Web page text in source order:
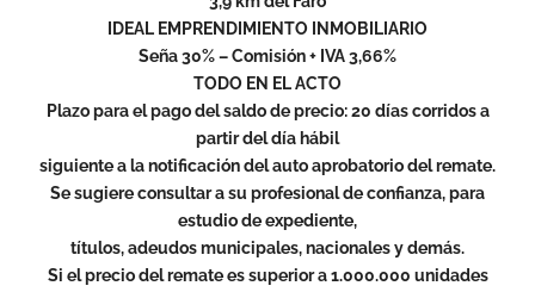
IDEAL EMPRENDIMIENTO INMOBILIARIO
Seña 30% – Comisión + IVA 3,66%
TODO EN EL ACTO
Plazo para el pago del saldo de precio: 20 días corridos a
partir del día hábil
siguiente a la notificación del auto aprobatorio del remate.
Se sugiere consultar a su profesional de confianza, para
estudio de expediente,
títulos, adeudos municipales, nacionales y demás.
Si el precio del remate es superior a 1.000.000 unidades